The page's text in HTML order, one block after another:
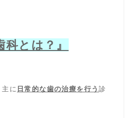
科とは？』
主に 日常的な歯の治療を行う診